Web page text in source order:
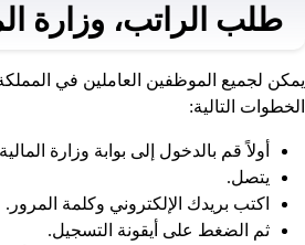
طلب الراتب، وزارة
يمكن لجميع الموظفين العاملين في
الخطوات التالية:
أولاً قم بالدخول إلى بوابة وزارة
يتصل.
اكتب بريدك الإلكتروني وكلمة المرور.
ثم الضغط على أيقونة التسجيل.